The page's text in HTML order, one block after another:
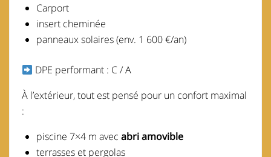
Carport
insert cheminée
panneaux solaires (env. 1 600 €/an)
DPE performant : C / A
À l’extérieur, tout est pensé pour un confort maximal
:
piscine 7×4 m avec abri amovible
terrasses et pergolas